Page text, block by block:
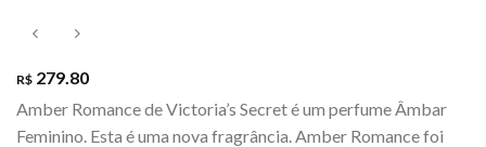
R$ 279.80
Amber Romance de Victoria’s Secret é um perfume Âmbar
Feminino. Esta é uma nova fragrância. Amber Romance foi